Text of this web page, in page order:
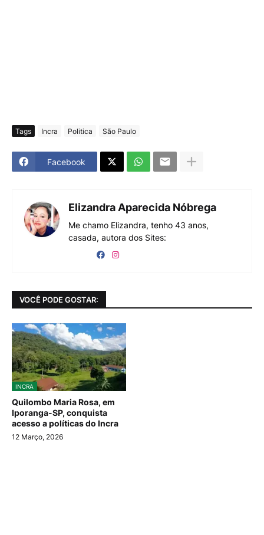
Tags Incra Politica São Paulo
Facebook
Elizandra Aparecida Nóbrega
Me chamo Elizandra, tenho 43 anos,
casada, autora dos Sites:
VOCÊ PODE GOSTAR:
INCRA
Quilombo Maria Rosa, em
Iporanga-SP, conquista
acesso a políticas do Incra
12 Março, 2026